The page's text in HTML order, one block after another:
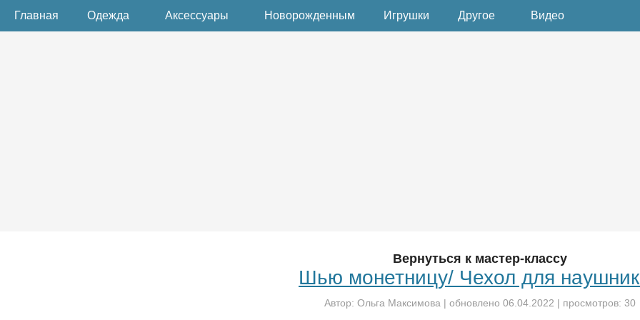
Главная Одежда Аксессуары Новорожденным Игрушки Другое Видео
Вернуться к мастер-классу
Шью монетницу/ Чехол для
Автор: Ольга Максимова | обновлено 06.04.2022 | просмотров: 30